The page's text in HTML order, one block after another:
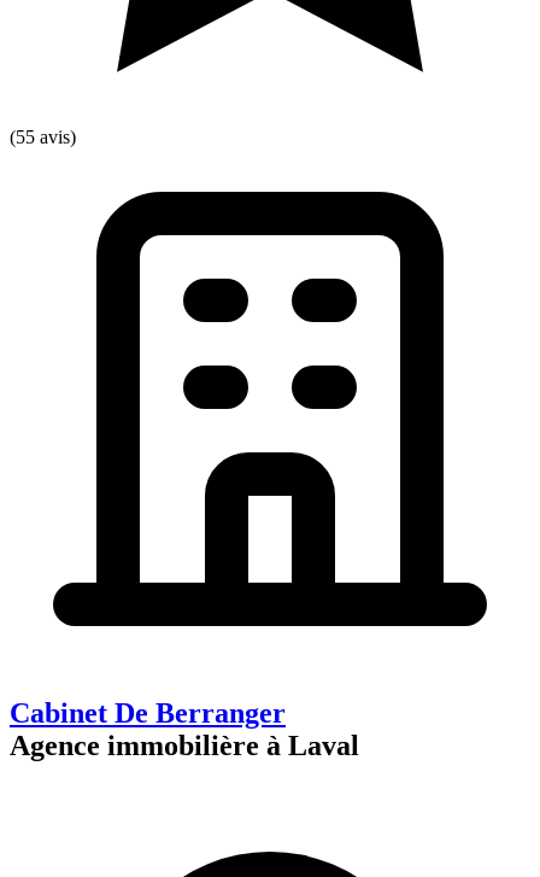
(55 avis)
Cabinet De Berranger
Agence immobilière à Laval